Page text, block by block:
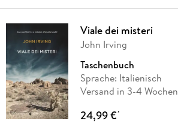
Viale dei misteri
John Irving
Taschenbuch
Sprache: Italienisch
Versand in 3-4 Wochen
24,99 €*